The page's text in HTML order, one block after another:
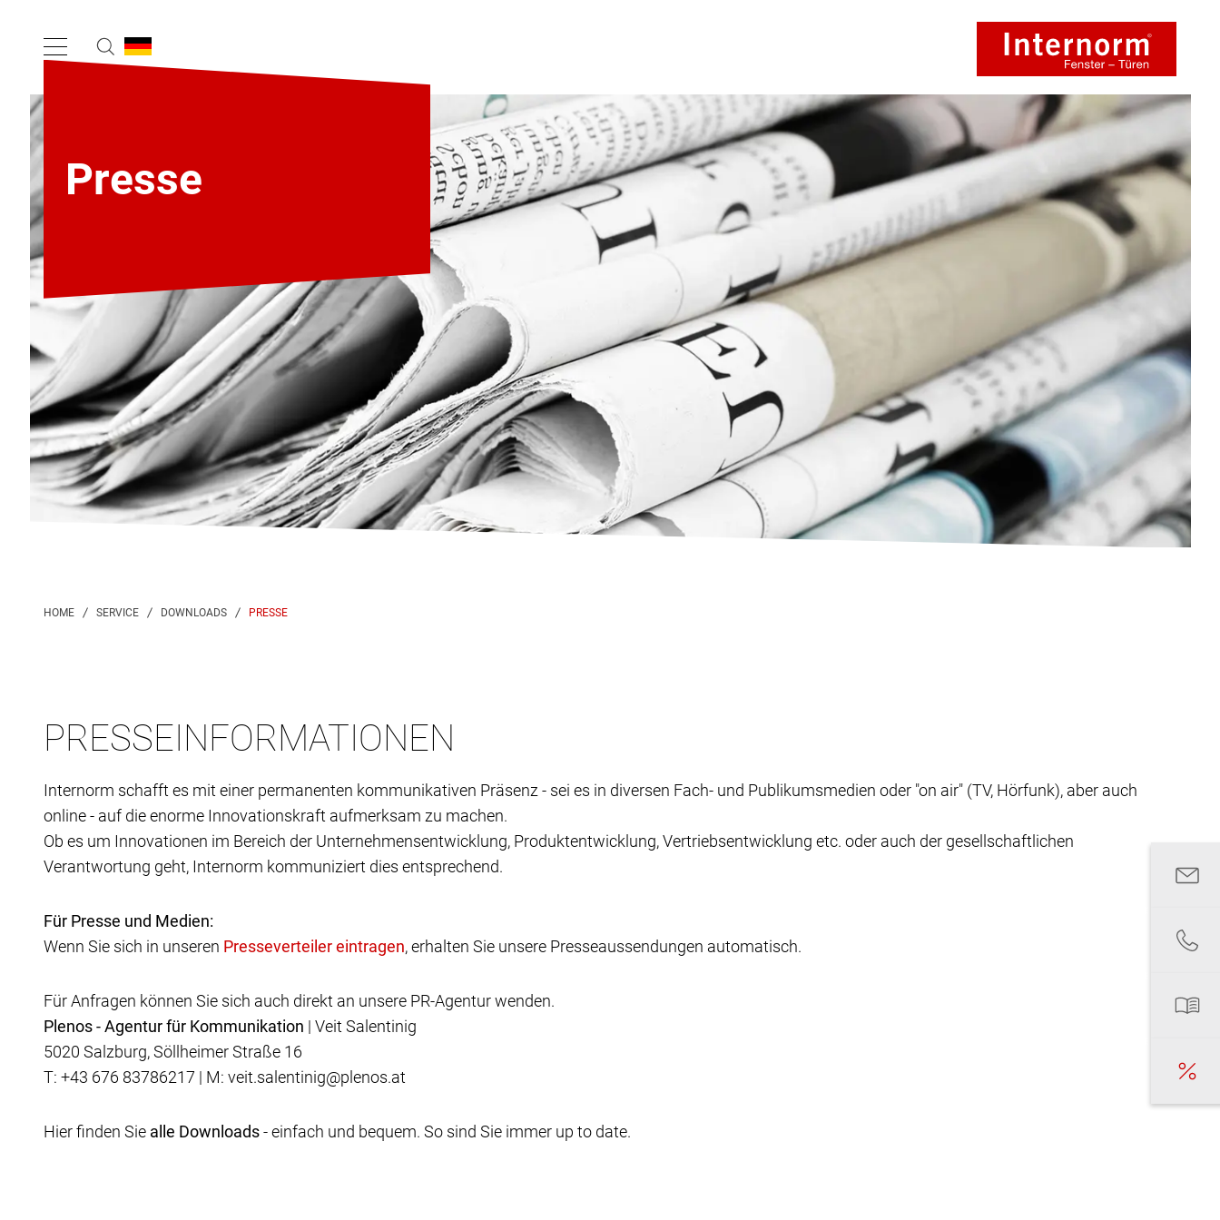
Presse
PRESSE
PRESSEINFORMATIONEN
Internorm schafft es mit einer permanenten kommunikativen Präsenz - sei es in diversen Fach- und Publikumsmedien oder "on air" (TV, Hörfunk), aber auch
online - auf die enorme Innovationskraft aufmerksam zu machen.
Ob es um Innovationen im Bereich der Unternehmensentwicklung, Produktentwicklung, Vertriebsentwicklung etc. oder auch der gesellschaftlichen
Verantwortung geht, Internorm kommuniziert dies entsprechend.
Für Presse und Medien:
Wenn Sie sich in unseren
, erhalten Sie unsere Presseaussendungen automatisch.
Für Anfragen können Sie sich auch direkt an unsere PR-Agentur wenden.
Plenos - Agentur für Kommunikation | Veit Salentinig
5020 Salzburg, Söllheimer Straße 16
T: +43 676 83786217 | M: veit.salentinig@plenos.at
Hier finden Sie alle Downloads- einfach und bequem. So sind Sie immer up to date.